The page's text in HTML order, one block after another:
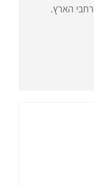
הארץ.